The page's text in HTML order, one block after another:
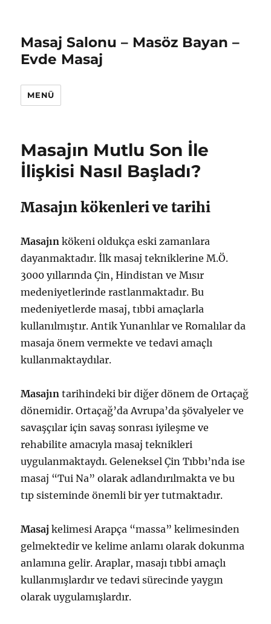
Masaj Salonu – Masöz Bayan –
Evde Masaj
MENÜ
Masajın Mutlu Son İle
İlişkisi Nasıl Başladı?
Masajın kökenleri ve tarihi
Masajın kökeni oldukça eski zamanlara
dayanmaktadır. İlk masaj tekniklerine M.Ö.
3000 yıllarında Çin, Hindistan ve Mısır
medeniyetlerinde rastlanmaktadır. Bu
medeniyetlerde masaj, tıbbi amaçlarla
kullanılmıştır. Antik Yunanlılar ve Romalılar da
masaja önem vermekte ve tedavi amaçlı
kullanmaktaydılar.
Masajın tarihindeki bir diğer dönem de Ortaçağ
dönemidir. Ortaçağ’da Avrupa’da şövalyeler ve
savaşçılar için savaş sonrası iyileşme ve
rehabilite amacıyla masaj teknikleri
uygulanmaktaydı. Geleneksel Çin Tıbbı’nda ise
masaj “Tui Na” olarak adlandırılmakta ve bu
tıp sisteminde önemli bir yer tutmaktadır.
Masaj kelimesi Arapça “massa” kelimesinden
gelmektedir ve kelime anlamı olarak dokunma
anlamına gelir. Araplar, masajı tıbbi amaçlı
kullanmışlardır ve tedavi sürecinde yaygın
olarak uygulamışlardır.